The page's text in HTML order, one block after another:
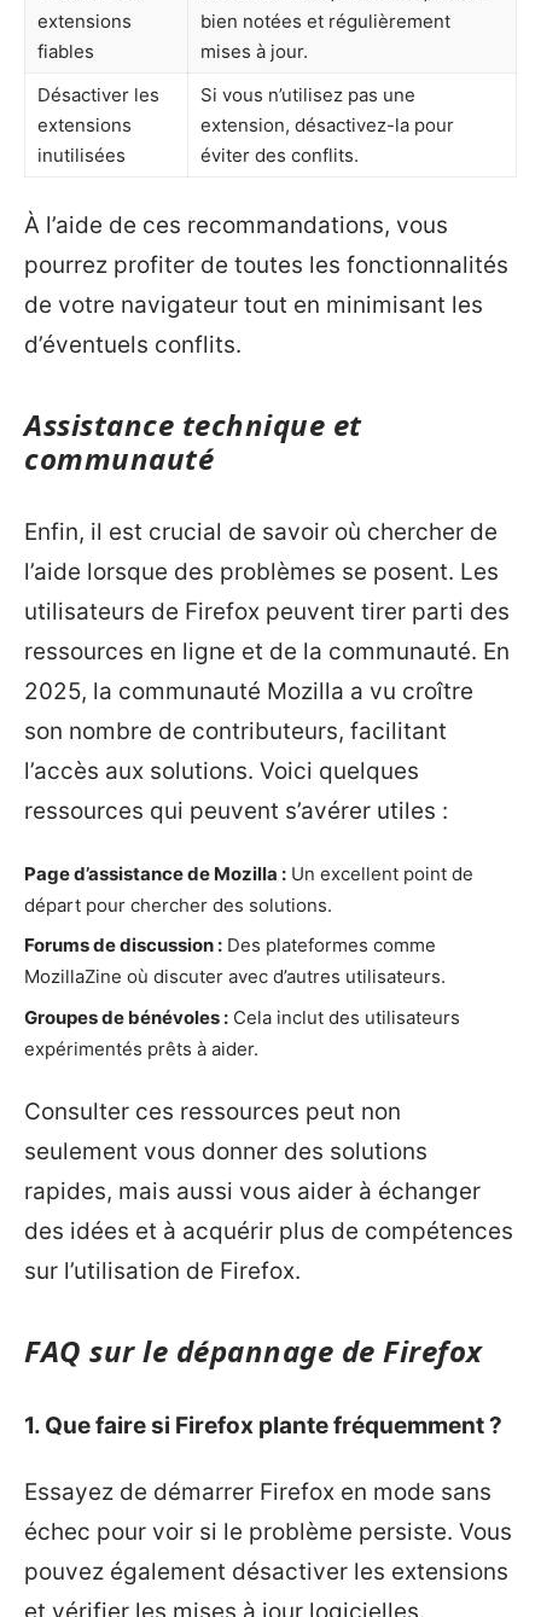
extensions
fiables
bien notées et régulièrement
mises à jour.
Désactiver les
extensions
inutilisées
Si vous n’utilisez pas une
extension, désactivez-la pour
éviter des conflits.
À l’aide de ces recommandations, vous
pourrez profiter de toutes les fonctionnalités
de votre navigateur tout en minimisant les
d’éventuels conflits.
Assistance technique et
communauté
Enfin, il est crucial de savoir où chercher de
l’aide lorsque des problèmes se posent. Les
utilisateurs de Firefox peuvent tirer parti des
ressources en ligne et de la communauté. En
2025, la communauté Mozilla a vu croître
son nombre de contributeurs, facilitant
l’accès aux solutions. Voici quelques
ressources qui peuvent s’avérer utiles :
Page d’assistance de Mozilla : Un excellent point de
départ pour chercher des solutions.
Forums de discussion : Des plateformes comme
MozillaZine où discuter avec d’autres utilisateurs.
Groupes de bénévoles : Cela inclut des utilisateurs
expérimentés prêts à aider.
Consulter ces ressources peut non
seulement vous donner des solutions
rapides, mais aussi vous aider à échanger
des idées et à acquérir plus de compétences
sur l’utilisation de Firefox.
FAQ sur le dépannage de Firefox
1. Que faire si Firefox plante fréquemment ?
Essayez de démarrer Firefox en mode sans
échec pour voir si le problème persiste. Vous
pouvez également désactiver les extensions